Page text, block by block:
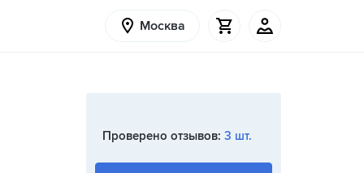
Москва
Проверено отзывов: 3 шт.